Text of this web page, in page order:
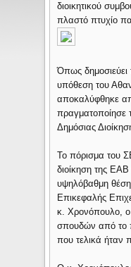
διοικητικού
πλαστό πτυχίο
Όπως
υπόθεση του
αποκαλύφθηκε
Δημόσιας
Το πόρισμα του
διοίκηση της
υψηλόβαθμη θέση
Επικεφαλής
κ. Χρονόπουλο, ο
σπουδών από το
που τελικά ήταν